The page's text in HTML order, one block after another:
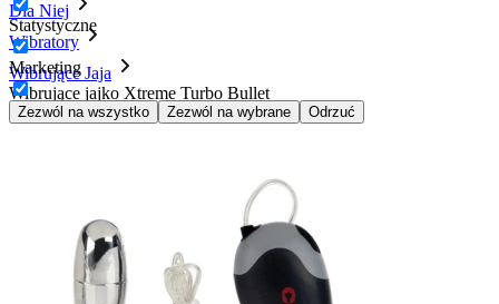
Statystyczne
Marketing
Zezwól na wszystko Zezwól na wybrane Odrzuć
Dla Niej
Wibratory
Wibrujące Jaja
Wibrujące jajko Xtreme Turbo Bullet